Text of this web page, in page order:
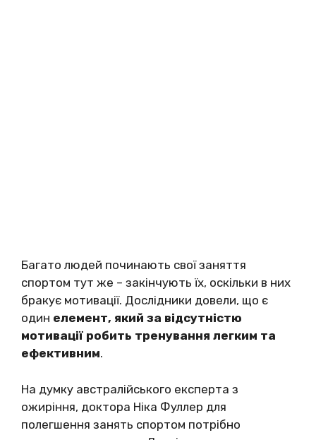
Багато людей починають свої заняття
спортом тут же – закінчують їх, оскільки в них
бракує мотивації. Дослідники довели, що є
один елемент, який за відсутністю
мотивації робить тренування легким та
ефективним.
На думку австралійського експерта з
ожиріння, доктора Ніка Фуллер для
полегшення занять спортом потрібно